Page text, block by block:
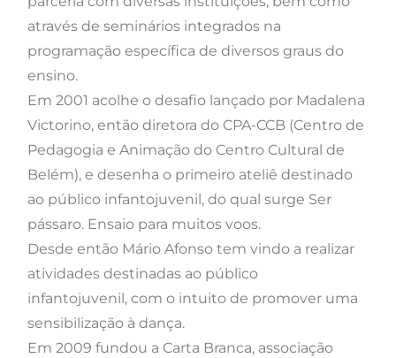
através de seminários integrados na
programação específica de diversos graus do
ensino.
Em 2001 acolhe o desafio lançado por Madalena
Victorino, então diretora do CPA-CCB (Centro de
Pedagogia e Animação do Centro Cultural de
Belém), e desenha o primeiro ateliê destinado
ao público infantojuvenil, do qual surge Ser
pássaro. Ensaio para muitos voos.
Desde então Mário Afonso tem vindo a realizar
atividades destinadas ao público
infantojuvenil, com o intuito de promover uma
sensibilização à dança.
Em 2009 fundou a Carta Branca, associação